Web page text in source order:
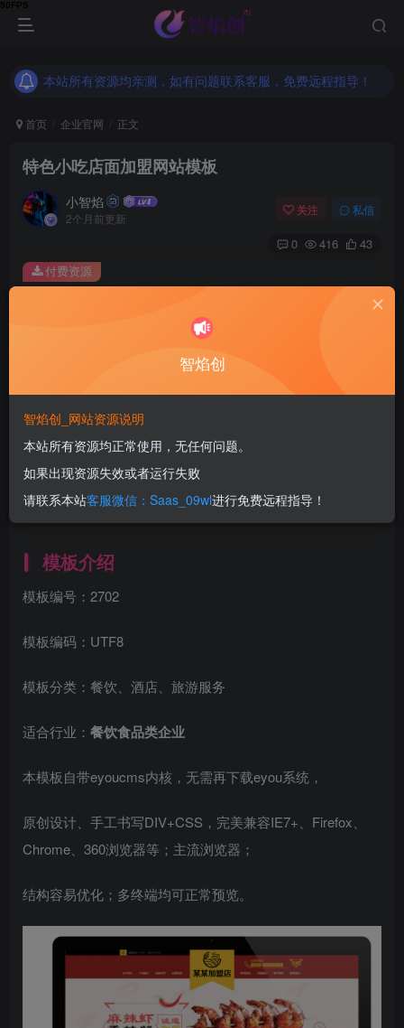
本站所有资源均亲测，如有问题联系客服，免费远程指导！
本站所有资源均亲测，如有问题联系客服，免费远程指导！
首页 企业官网 正文
特色小吃店面加盟网站模板
小智焰
2个月前更新
关注 私信
0 416 43
此内容为付费资源，请付费后查看
RMB9.9
您当前未登录！建议登陆后购买，可保存购买订单
所有工作流及网站模板均无任何问题！
付费资源
模板介绍
模板编号：2702
模板编码：UTF8
模板分类：餐饮、酒店、旅游服务
适合行业： 餐饮食品类企业
本模板自带eyoucms内核，无需再下载eyou系统，
原创设计、手工书写DIV+CSS，完美兼容IE7+、Firefox、
Chrome、360浏览器等；主流浏览器；
结构容易优化；多终端均可正常预览。
智焰创
智焰创_网站资源说明
本站所有资源均正常使用，无任何问题。
如果出现资源失效或者运行失败
请联系本站客服微信：Saas_09wl进行免费远程指导！